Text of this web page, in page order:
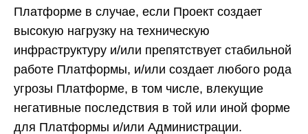
Платформе в случае, если Проект создает
высокую нагрузку на техническую
инфраструктуру и/или препятствует стабильной
работе Платформы, и/или создает любого рода
угрозы Платформе, в том числе, влекущие
негативные последствия в той или иной форме
для Платформы и/или Администрации.